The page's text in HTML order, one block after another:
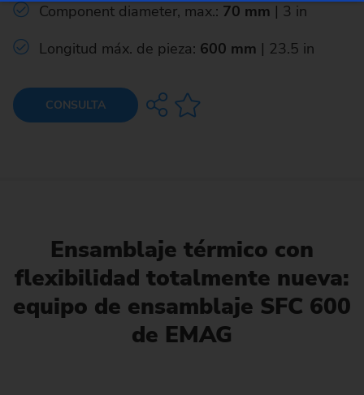
Component diameter, max.: 70 mm | 3 in
Longitud máx. de pieza: 600 mm | 23.5 in
CONSULTA
Ensamblaje térmico con
flexibilidad totalmente nueva:
equipo de ensamblaje SFC 600
de EMAG